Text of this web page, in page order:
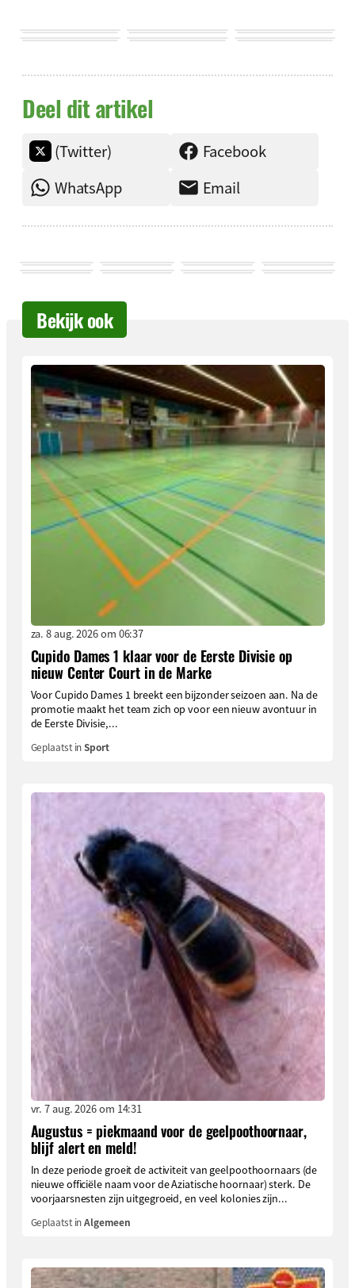
Deel dit artikel
(Twitter)
Facebook
WhatsApp
Email
Bekijk ook
za. 8 aug. 2026 om 06:37
Cupido Dames 1 klaar voor de Eerste Divisie op
nieuw Center Court in de Marke
Voor Cupido Dames 1 breekt een bijzonder seizoen aan. Na de
promotie maakt het team zich op voor een nieuw avontuur in
de Eerste Divisie,...
Geplaatst inSport
vr. 7 aug. 2026 om 14:31
Augustus = piekmaand voor de geelpoothoornaar,
blijf alert en meld!
In deze periode groeit de activiteit van geelpoothoornaars (de
nieuwe officiële naam voor de Aziatische hoornaar) sterk. De
voorjaarsnesten zijn uitgegroeid, en veel kolonies zijn...
Geplaatst inAlgemeen